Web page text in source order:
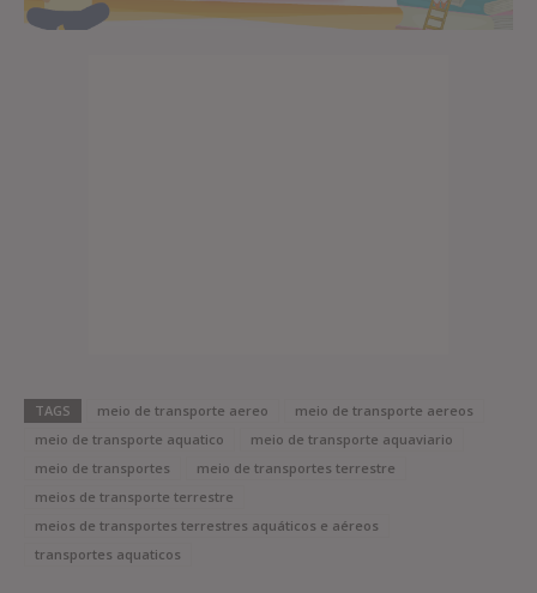
TAGS meio de transporte aereo
meio de transporte aereos
meio de transporte aquatico
meio de transporte aquaviario
meio de transportes
meio de transportes terrestre
meios de transporte terrestre
meios de transportes terrestres aquáticos e aéreos
transportes aquaticos